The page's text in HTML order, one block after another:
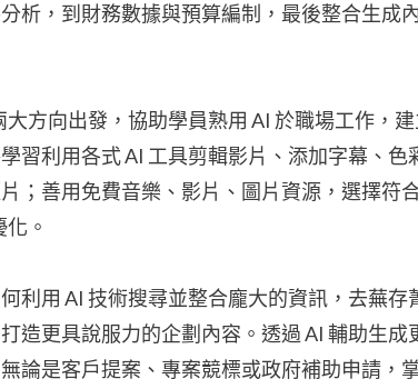
析，到財務數據與預算編制，最後整合生成
方向出發，協助學員熟用 AI 於職場工作，
習利用各式 AI 工具剪輯影片、添加字幕、色
；善用免費音樂、影片、圖片資源，選擇符
。
利用 AI 技術搜尋並整合龐大的資訊，去蕪存
造更具說服力的企劃內容。透過 AI 輔助生成
論是客戶提案、專案競標或政府補助申請，